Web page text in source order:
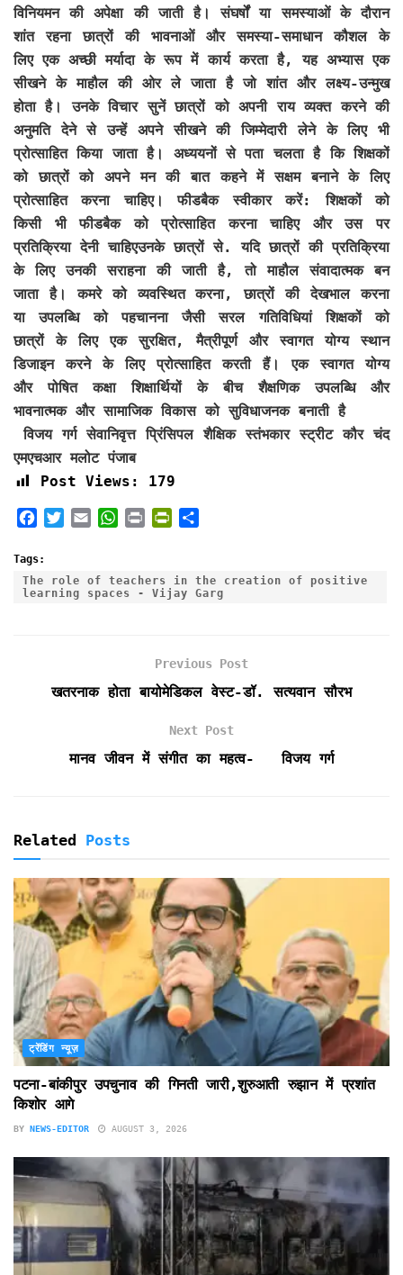
विनियमन की अपेक्षा की जाती है। संघर्षों या समस्याओं के दौरान
शांत रहना छात्रों की भावनाओं और समस्या-समाधान कौशल के
लिए एक अच्छी मर्यादा के रूप में कार्य करता है, यह अभ्यास एक
सीखने के माहौल की ओर ले जाता है जो शांत और लक्ष्य-उन्मुख
होता है। उनके विचार सुनें छात्रों को अपनी राय व्यक्त करने की
अनुमति देने से उन्हें अपने सीखने की जिम्मेदारी लेने के लिए भी
प्रोत्साहित किया जाता है। अध्ययनों से पता चलता है कि शिक्षकों
को छात्रों को अपने मन की बात कहने में सक्षम बनाने के लिए
प्रोत्साहित करना चाहिए। फीडबैक स्वीकार करें: शिक्षकों को
किसी भी फीडबैक को प्रोत्साहित करना चाहिए और उस पर
प्रतिक्रिया देनी चाहिएउनके छात्रों से. यदि छात्रों की प्रतिक्रिया
के लिए उनकी सराहना की जाती है, तो माहौल संवादात्मक बन
जाता है। कमरे को व्यवस्थित करना, छात्रों की देखभाल करना
या उपलब्धि को पहचानना जैसी सरल गतिविधियां शिक्षकों को
छात्रों के लिए एक सुरक्षित, मैत्रीपूर्ण और स्वागत योग्य स्थान
डिजाइन करने के लिए प्रोत्साहित करती हैं। एक स्वागत योग्य
और पोषित कक्षा शिक्षार्थियों के बीच शैक्षणिक उपलब्धि और
भावनात्मक और सामाजिक विकास को सुविधाजनक बनाती है
विजय गर्ग सेवानिवृत्त प्रिंसिपल शैक्षिक स्तंभकार स्ट्रीट कौर चंद
एमएचआर मलोट पंजाब
Post Views:
179
c
e
b
t
t
i
l
t
s
n
t
n
t
n
l
y
r
e
Tags:
The role of teachers in the creation of positive
learning spaces - Vijay Garg
Previous Post
खतरनाक होता बायोमेडिकल वेस्ट-डॉ. सत्यवान सौरभ
Next Post
मानव जीवन में संगीत का महत्व- विजय गर्ग
Related Posts
ट्रेंडिंग न्यूज़
पटना-बांकीपुर उपचुनाव की गिनती जारी,शुरुआती रुझान में प्रशांत
किशोर आगे
BY NEWS-EDITOR AUGUST 3, 2026